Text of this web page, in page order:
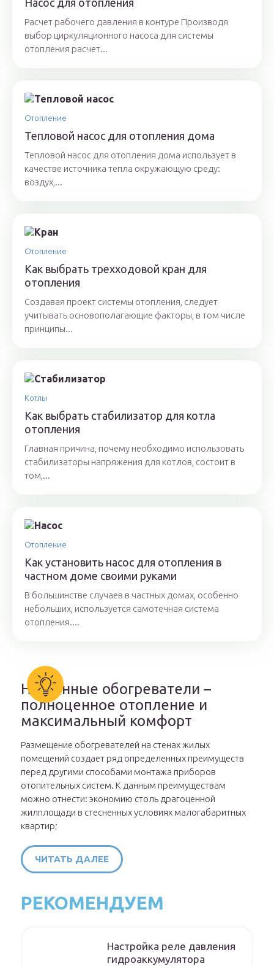
Насос для отопления
Расчет рабочего давления в контуре Производя
выбор циркуляционного насоса для системы
отопления расчет...
Отопление
Тепловой насос для отопления дома
Тепловой насос для отопления дома использует в
качестве источника тепла окружающую среду:
воздух,...
Отопление
Как выбрать трехходовой кран для
отопления
Создавая проект системы отопления, следует
учитывать основополагающие факторы, в том числе
принципы...
Котлы
Как выбрать стабилизатор для котла
отопления
Главная причина, почему необходимо использовать
стабилизаторы напряжения для котлов, состоит в
том,...
Отопление
Как установить насос для отопления в
частном доме своими руками
В большинстве случаев в частных домах, особенно
небольших, используется самотечная система
отопления....
Настенные обогреватели –
полноценное отопление и
максимальный комфорт
Размещение обогревателей на стенах жилых
помещений создает ряд определенных преимуществ
перед другими способами монтажа приборов
отопительных систем. К данным преимуществам
можно отнести: экономию столь драгоценной
жилплощади в стесненных условиях малогабаритных
квартир;
ЧИТАТЬ ДАЛЕЕ
РЕКОМЕНДУЕМ
Настройка реле давления
гидроаккумулятора